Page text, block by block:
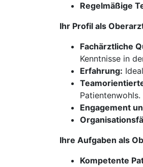
Regelmäßige
Ihr Profil als
Fachärztliche
Kenntnisse in
Erfahrung:
Patientenwohls.
Engagement
Ihre Aufgaben als
Kompetente